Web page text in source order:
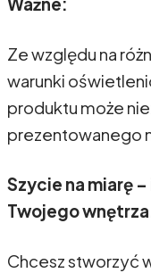
Ważne:
Ze względu na
warunki
produktu może
prezentowanego
Szycie na miarę
Twojego
Chcesz stworzyć